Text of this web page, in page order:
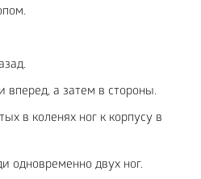
вперед, а затем в стороны.
в коленях ног к корпусу в
одновременно двух ног.